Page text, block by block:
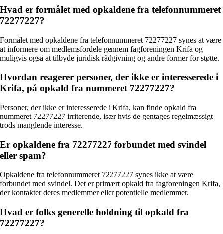
Hvad er formålet med opkaldene fra telefonnummeret
72277227?
Formålet med opkaldene fra telefonnummeret 72277227 synes at være
at informere om medlemsfordele gennem fagforeningen Krifa og
muligvis også at tilbyde juridisk rådgivning og andre former for støtte.
Hvordan reagerer personer, der ikke er interesserede i
Krifa, på opkald fra nummeret 72277227?
Personer, der ikke er interesserede i Krifa, kan finde opkald fra
nummeret 72277227 irriterende, især hvis de gentages regelmæssigt
trods manglende interesse.
Er opkaldene fra 72277227 forbundet med svindel
eller spam?
Opkaldene fra telefonnummeret 72277227 synes ikke at være
forbundet med svindel. Det er primært opkald fra fagforeningen Krifa,
der kontakter deres medlemmer eller potentielle medlemmer.
Hvad er folks generelle holdning til opkald fra
72277227?